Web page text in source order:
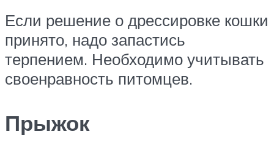
Если решение о дрессировке кошки
принято, надо запастись
терпением. Необходимо учитывать
своенравность питомцев.
Прыжок